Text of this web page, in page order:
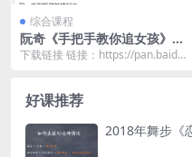
综合课程
阮奇《手把手教你追女孩》
（完结）
下载链接 链接：https://pan.baidu.
好课推荐
2018年舞步《